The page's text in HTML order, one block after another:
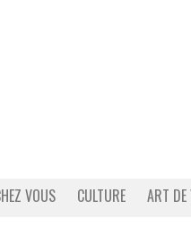
VOUS CULTURE ART DE